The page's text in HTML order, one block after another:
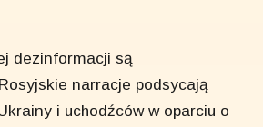
dezinformacji są
narracje podsycają
i uchodźców w oparciu o